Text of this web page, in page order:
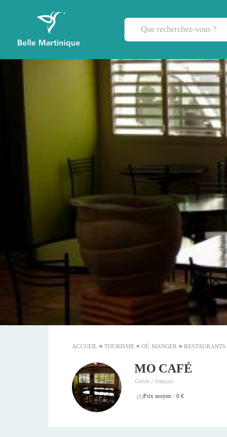
ACCUEIL » TOURISME » OÙ MANGER » RESTAURANTS
MO CAFÉ
Créole /Français
(1)Prix moyen : 0 €